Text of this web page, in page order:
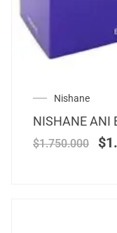
Nishane
NISHANE ANI
$1.750.000 $